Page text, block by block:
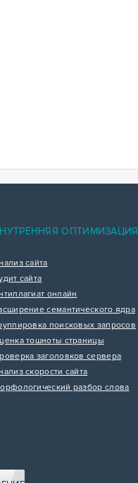
ОПТИМИЗАЦИЯ
сайта
сайта
онлайн
семантического ядра
поисковых запросов
тошноты страницы
заголовков сервера
скорости сайта
разбор слова